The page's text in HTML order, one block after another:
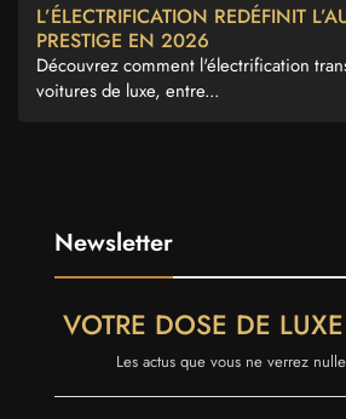
L’ÉLECTRIFICATION REDÉFINIT
PRESTIGE EN 2026
Découvrez comment l'électrification
voitures de luxe, entre...
Newsletter
VOTRE DOSE DE
Les actus que vous ne verrez